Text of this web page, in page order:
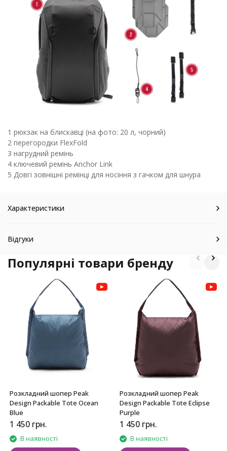
1 рюкзак на блискавці (на фото: 20 л, чорний)
2 перегородки FlexFold
3 нагрудний ремінь
4 ключевий ремінь Anchor Link
5 Довгі зовнішні ремінці для носіння з гачком для шнура
Характеристики
Відгуки
Популярні товари бренду
Розкладний шопер Peak
Design Packable Tote Ocean
Blue
1 450 грн.
В наявності
Розкладний шопер Peak
Design Packable Tote Eclipse
Purple
1 450 грн.
В наявності